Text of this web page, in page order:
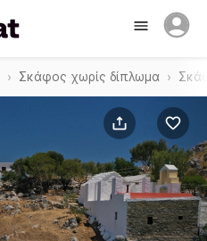
Σκάφος χωρίς δίπλωμα